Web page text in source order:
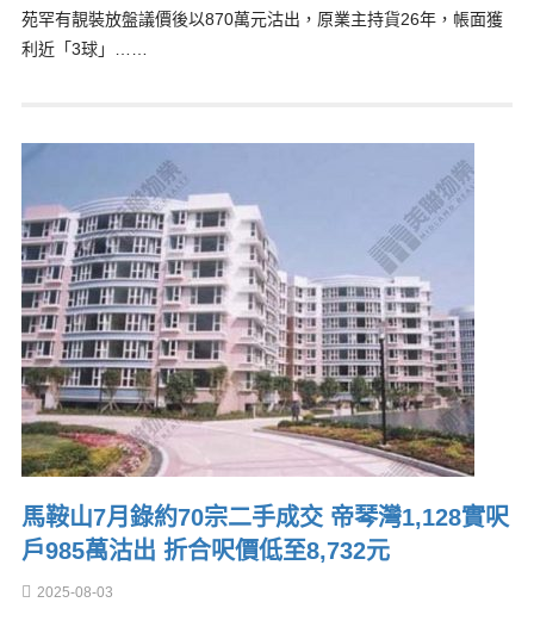
苑罕有靚裝放盤議價後以870萬元沽出，原業主持貨26年，帳面獲
利近「3球」……
馬鞍山7月錄約70宗二手成交 帝琴灣1,128實呎
戶985萬沽出 折合呎價低至8,732元
2025-08-03